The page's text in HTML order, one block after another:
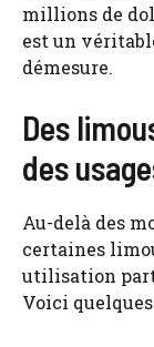
millions de
est un
démesure.
Des
des
Au-delà des
certaines
utilisation
Voici